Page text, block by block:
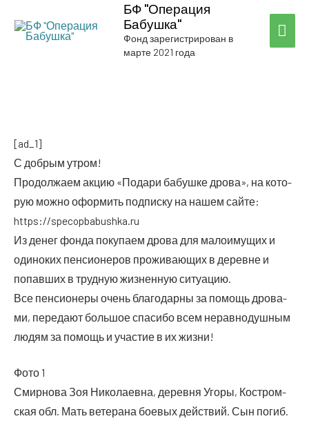
БФ "Операция
Бабушка"
Фонд зарегистрирован в
марте 2021 года
[ad_1]
С доб­рым утром!
Про­дол­жа­ем акцию «Пода­ри бабуш­ке дро­ва», на кото­
рую мож­но офор­мить под­пис­ку на нашем сай­те:
https://specopbabushka.ru
Из денег фон­да поку­па­ем дро­ва для мало­иму­щих и
оди­но­ких пен­си­о­не­ров про­жи­ва­ю­щих в деревне и
попав­ших в труд­ную жиз­нен­ную ситуацию.
Все пен­си­о­не­ры очень бла­го­дар­ны за помощь дро­ва­
ми, пере­да­ют боль­шое спа­си­бо всем нерав­но­душ­ным
людям за помощь и уча­стие в их жизни!
Фото 1
Смир­но­ва Зоя Нико­ла­ев­на, дерев­ня Уго­ры, Костром­
ская обл. Мать вете­ра­на бое­вых дей­ствий. Сын погиб.